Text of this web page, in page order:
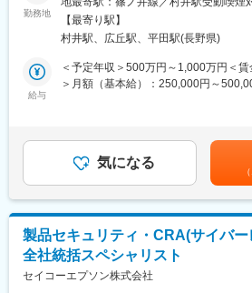
など働く場所に依存しない働き方に変
ティリスクは増々高まっています。セ
顧客のお困りごとを解決し、誰もが働
ョン・サービス含めて利益を拡大させ
ェア技術も進化し続けているため、ス
変更の範囲：会社の定める業務
ンをご提案します。
「長野で豊かな暮らしを実現したい」
い」「幅広い技術知見を身に着けたい
募いただきたい求人です。
■ポジション内容：ご経験に応じて以
計・構築
・AWS等を活用したクラウド基盤の
推進
・製品セキュリティ、CRA対応、セキ
■信州×EPSONの魅力：長野県諏訪市
170以上の国・地域へ製品・サービス
勤務地
範囲：会社の定める事業所（リモート
【最寄り駅】
村井駅、広丘駅、平田駅(長野県)
給与
＜予定年収＞500万円～1,000万円＜
＞月額（基本給）：250,000円～
可能性があります。月給(月額)は固定
気になる
製品セキュリティ・CRA(サイバ
全社統括スペシャリスト
セイコーエプソン株式会社